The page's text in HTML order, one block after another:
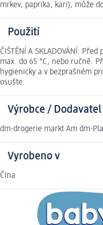
mrkev, paprika, kari), může
Použití
ČIŠTĚNÍ A SKLADOVÁNÍ:
max. do 65 °C, nebo ručně.
hygienicky a v bezprašném
osušte.
Výrobce / Dodavatel
dm-drogerie markt Am dm-
Vyrobeno v
Čína